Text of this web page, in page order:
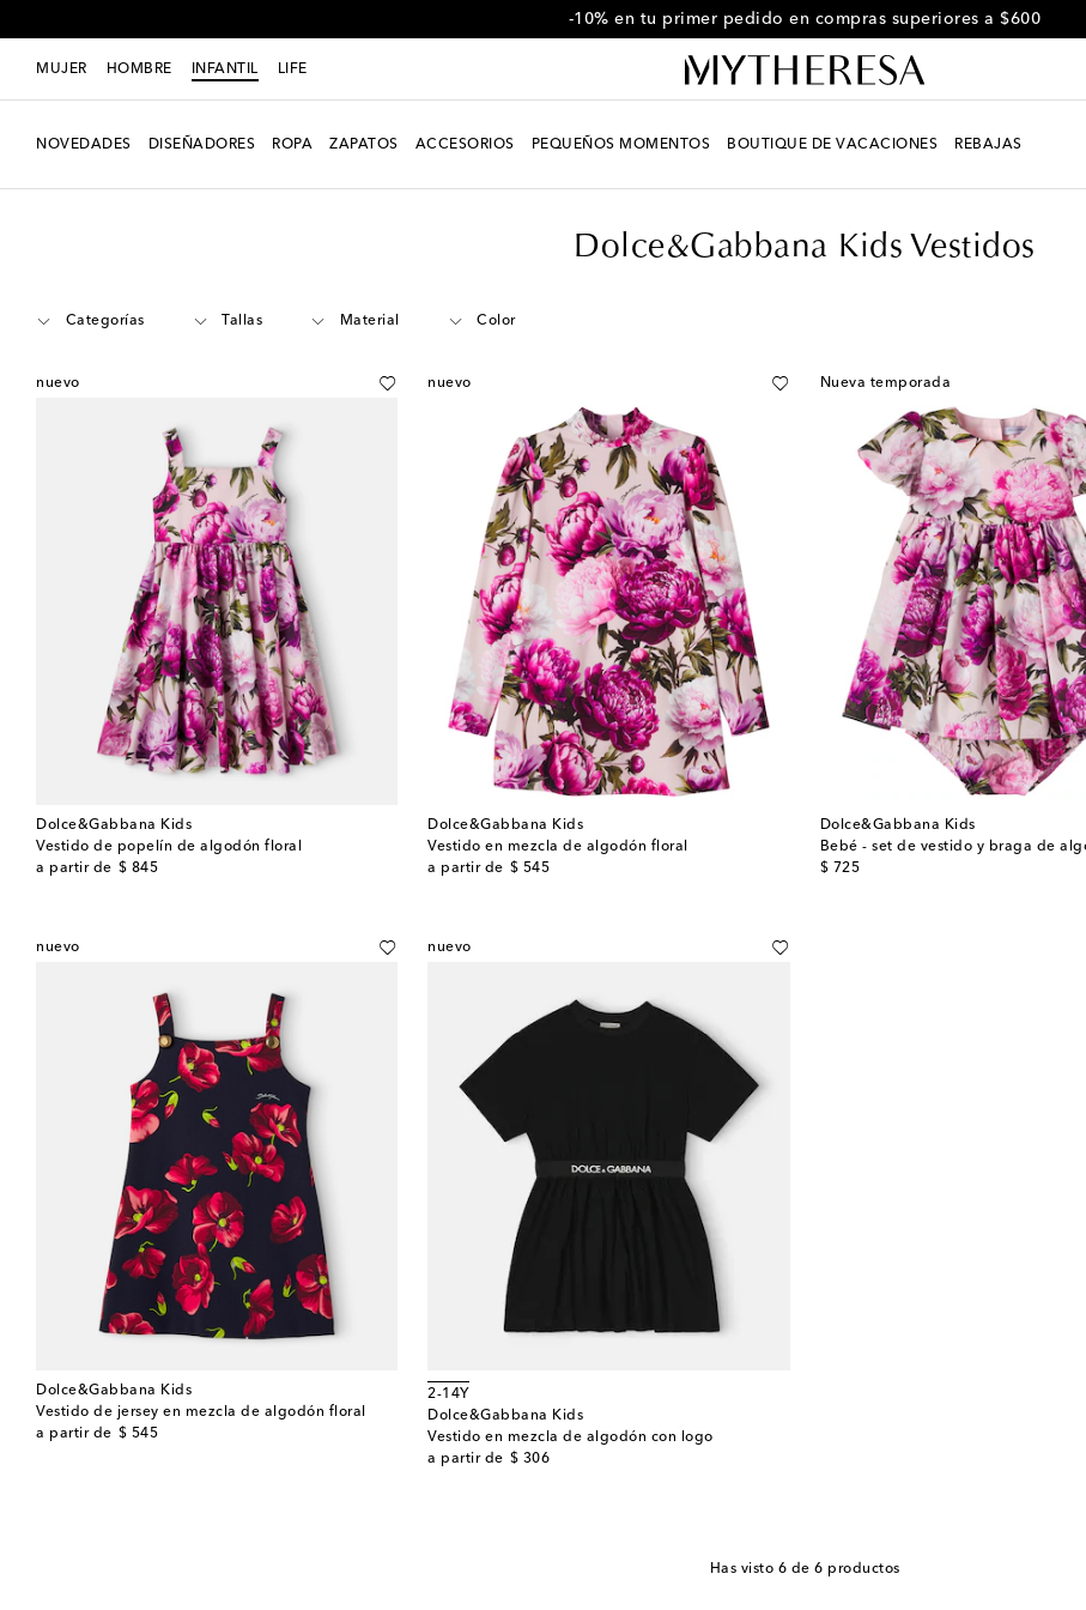
Usa el código FIRST10 para un -10% en una selección
MUJER HOMBRE INFANTIL LIFE
NOVEDADES DISEÑADORES ROPA ZAPATOS ACCESORIOS PEQUEÑOS MOMENTOS BOUTIQUE DE VACACIONES REBAJAS
Dolce&Gabbana Kids Vestidos
Categorías Tallas Material Color
nuevo
Dolce&Gabbana Kids
Vestido de popelín de algodón floral
a partir de $ 845
original price
nuevo
Dolce&Gabbana Kids
Vestido en mezcla de algodón floral
a partir de $ 545
original price
Nueva temporada
Dolce&Gabbana Kids
Bebé - set de vestido y braga de
$ 725
original price
nuevo
Dolce&Gabbana Kids
Vestido de jersey en mezcla de algodón floral
a partir de $ 545
original price
nuevo
2-14Y
Dolce&Gabbana Kids
Vestido en mezcla de algodón con logo
a partir de $ 306
original price
Has visto 6 de 6 productos